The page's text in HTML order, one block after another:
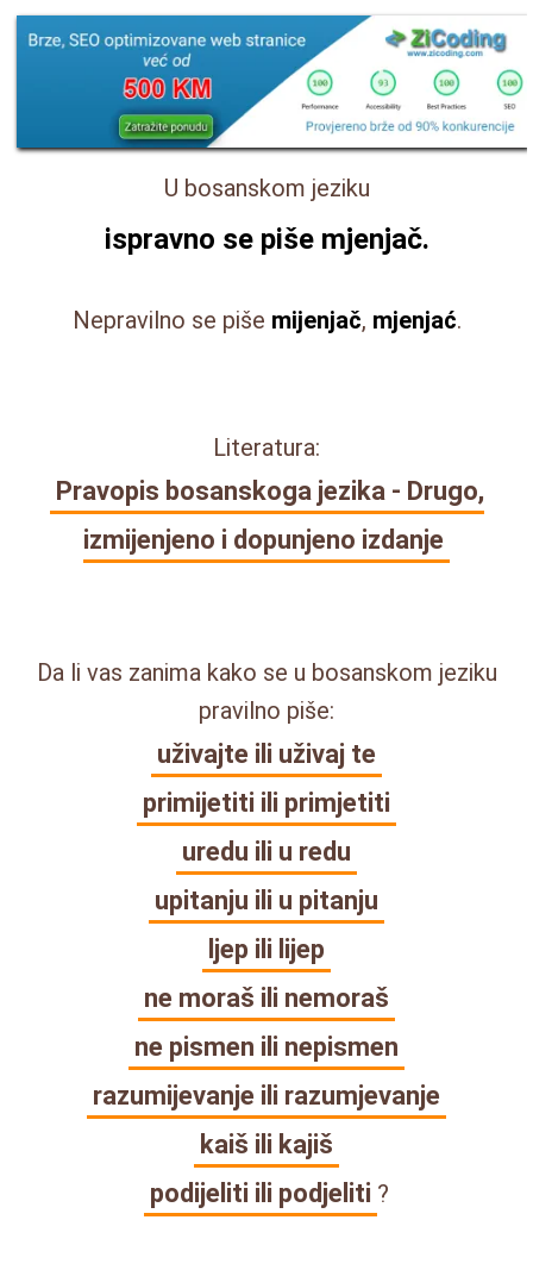
U bosanskom jeziku
ispravno se piše mjenjač.
Nepravilno se piše mijenjač, mjenjać.
Literatura:
Pravopis bosanskoga jezika - Drugo,
izmijenjeno i dopunjeno izdanje
Da li vas zanima kako se u bosanskom jeziku
pravilno piše:
uživajte ili uživaj te
primijetiti ili primjetiti
uredu ili u redu
upitanju ili u pitanju
ljep ili lijep
ne moraš ili nemoraš
ne pismen ili nepismen
razumijevanje ili razumjevanje
kaiš ili kajiš
podijeliti ili podjeliti ?